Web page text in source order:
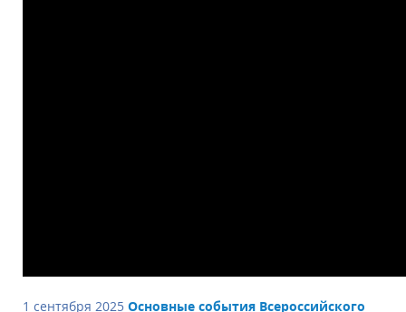
1 сентября 2025 Основные события Всероссийского